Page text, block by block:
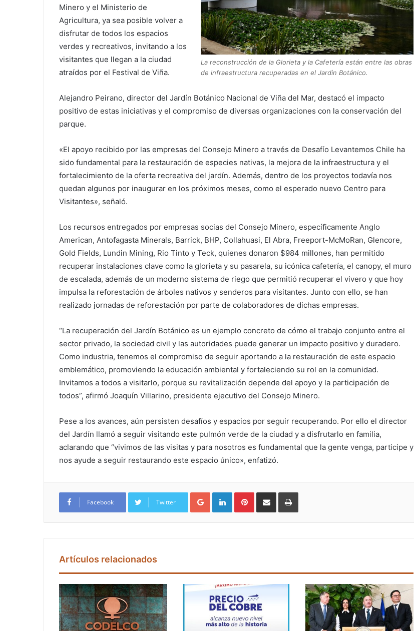
La reconstrucción de la Glorieta y la Cafetería están entre las obras
de infraestructura recuperadas en el Jardìn Botánico.
Minero y el Ministerio de
Agricultura, ya sea posible volver a
disfrutar de todos los espacios
verdes y recreativos, invitando a los
visitantes que llegan a la ciudad
atraídos por el Festival de Viña.
Alejandro Peirano, director del Jardín Botánico Nacional de Viña del Mar, destacó el impacto
positivo de estas iniciativas y el compromiso de diversas organizaciones con la conservación del
parque.
«El apoyo recibido por las empresas del Consejo Minero a través de Desafío Levantemos Chile ha
sido fundamental para la restauración de especies nativas, la mejora de la infraestructura y el
fortalecimiento de la oferta recreativa del jardín. Además, dentro de los proyectos todavía nos
quedan algunos por inaugurar en los próximos meses, como el esperado nuevo Centro para
Visitantes», señaló.
Los recursos entregados por empresas socias del Consejo Minero, específicamente Anglo
American, Antofagasta Minerals, Barrick, BHP, Collahuasi, El Abra, Freeport-McMoRan, Glencore,
Gold Fields, Lundin Mining, Rio Tinto y Teck, quienes donaron $984 millones, han permitido
recuperar instalaciones clave como la glorieta y su pasarela, su icónica cafetería, el canopy, el muro
de escalada, además de un moderno sistema de riego que permitió recuperar el vivero y que hoy
impulsa la reforestación de árboles nativos y senderos para visitantes. Junto con ello, se han
realizado jornadas de reforestación por parte de colaboradores de dichas empresas.
“La recuperación del Jardín Botánico es un ejemplo concreto de cómo el trabajo conjunto entre el
sector privado, la sociedad civil y las autoridades puede generar un impacto positivo y duradero.
Como industria, tenemos el compromiso de seguir aportando a la restauración de este espacio
emblemático, promoviendo la educación ambiental y fortaleciendo su rol en la comunidad.
Invitamos a todos a visitarlo, porque su revitalización depende del apoyo y la participación de
todos”, afirmó Joaquín Villarino, presidente ejecutivo del Consejo Minero.
Pese a los avances, aún persisten desafíos y espacios por seguir recuperando. Por ello el director
del Jardín llamó a seguir visitando este pulmón verde de la ciudad y a disfrutarlo en familia,
aclarando que “vivimos de las visitas y para nosotros es fundamental que la gente venga, participe y
nos ayude a seguir restaurando este espacio único», enfatizó.
Facebook Twitter
Google+ LinkedIn Pinterest
Artículos relacionados